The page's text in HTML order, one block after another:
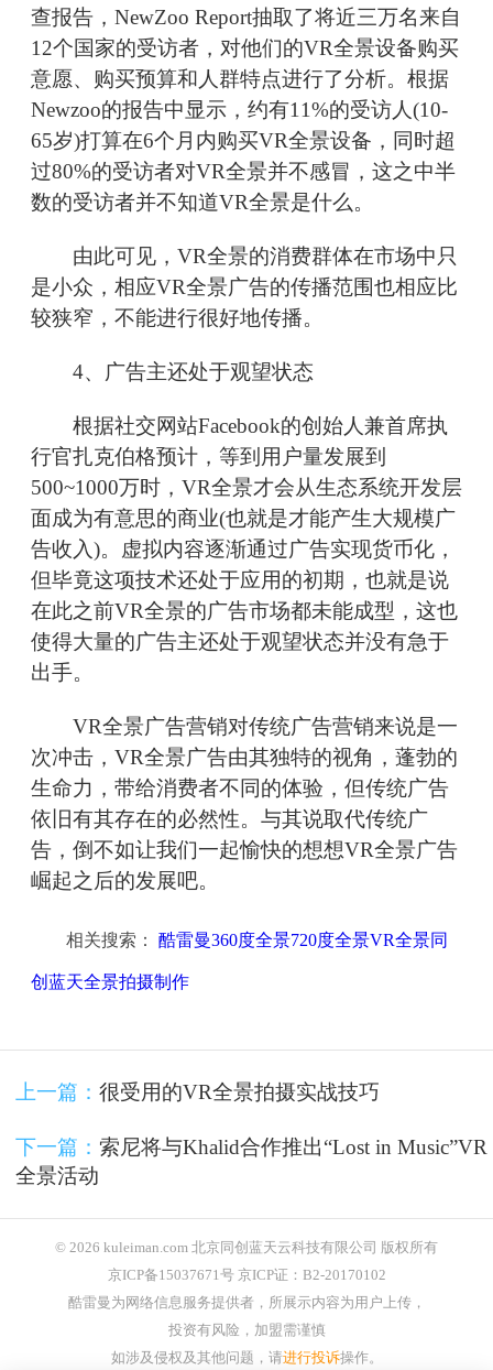
查报告，NewZoo Report抽取了将近三万名来自
12个国家的受访者，对他们的VR全景设备购买
意愿、购买预算和人群特点进行了分析。根据
Newzoo的报告中显示，约有11%的受访人(10-
65岁)打算在6个月内购买VR全景设备，同时超
过80%的受访者对VR全景并不感冒，这之中半
数的受访者并不知道VR全景是什么。
由此可见，VR全景的消费群体在市场中只
是小众，相应VR全景广告的传播范围也相应比
较狭窄，不能进行很好地传播。
4、广告主还处于观望状态
根据社交网站Facebook的创始人兼首席执
行官扎克伯格预计，等到用户量发展到
500~1000万时，VR全景才会从生态系统开发层
面成为有意思的商业(也就是才能产生大规模广
告收入)。虚拟内容逐渐通过广告实现货币化，
但毕竟这项技术还处于应用的初期，也就是说
在此之前VR全景的广告市场都未能成型，这也
使得大量的广告主还处于观望状态并没有急于
出手。
VR全景广告营销对传统广告营销来说是一
次冲击，VR全景广告由其独特的视角，蓬勃的
生命力，带给消费者不同的体验，但传统广告
依旧有其存在的必然性。与其说取代传统广
告，倒不如让我们一起愉快的想想VR全景广告
崛起之后的发展吧。
相关搜索： 酷雷曼360度全景720度全景VR全景同
创蓝天全景拍摄制作
上一篇： 很受用的VR全景拍摄实战技巧
下一篇： 索尼将与Khalid合作推出“Lost in Music”VR
全景活动
© 2026 kuleiman.com 北京同创蓝天云科技有限公司 版权所有
京ICP备15037671号 京ICP证：B2-20170102
酷雷曼为网络信息服务提供者，所展示内容为用户上传，
投资有风险，加盟需谨慎
如涉及侵权及其他问题，请进行投诉操作。